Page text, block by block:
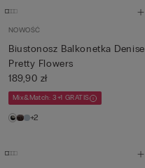
NOWOŚĆ
Biustonosz Balkonetka Denise
Pretty Flowers
189,90 zł
Mix&Match: 3+1 GRATIS
+2